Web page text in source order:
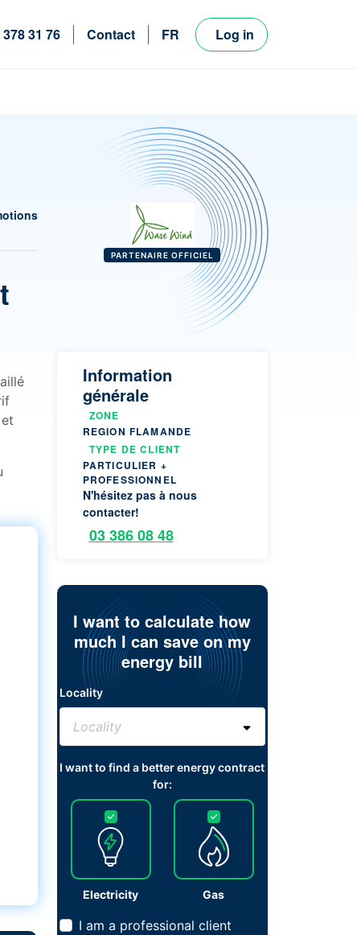
31 76 Contact
FR
Log in
PARTENAIRE OFFICIEL
Information
générale
ZONE
REGION FLAMANDE
TYPE DE CLIENT
PARTICULIER +
PROFESSIONNEL
N'hésitez pas à nous
contacter!
03 386 08 48
I want to calculate how
much I can save on my
energy bill
Locality
I want to find a better energy contract
for:
Electricity Gas
I am a professional client